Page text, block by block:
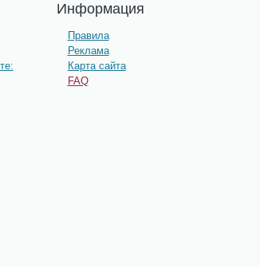
Информация
Правила
Реклама
Карта сайта
FAQ